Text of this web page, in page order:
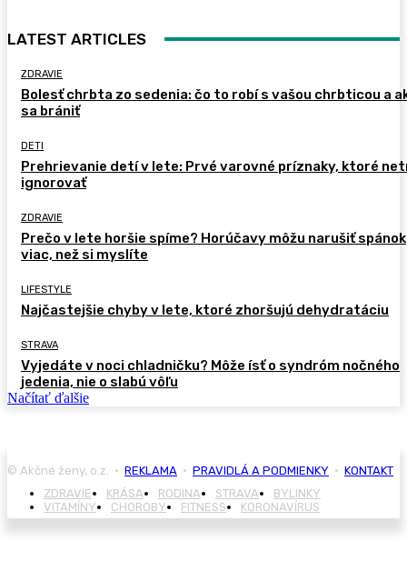
LATEST ARTICLES
ZDRAVIE
Bolesť chrbta zo sedenia: čo to robí s vašou chrbticou a
sa brániť
DETI
Prehrievanie detí v lete: Prvé varovné príznaky, ktoré
ignorovať
ZDRAVIE
Prečo v lete horšie spíme? Horúčavy môžu narušiť spánok
viac, než si myslíte
LIFESTYLE
Najčastejšie chyby v lete, ktoré zhoršujú dehydratáciu
STRAVA
Vyjedáte v noci chladničku? Môže ísť o syndróm nočného
jedenia, nie o slabú vôľu
Načítať ďalšie
© Akčné ženy, o.z. • REKLAMA • PRAVIDLÁ A PODMIENKY • KONTAKT
ZDRAVIE
KRÁSA RODINA STRAVA
BYLINKY
VITAMÍNY
CHOROBY FITNESS KORONAVÍRUS